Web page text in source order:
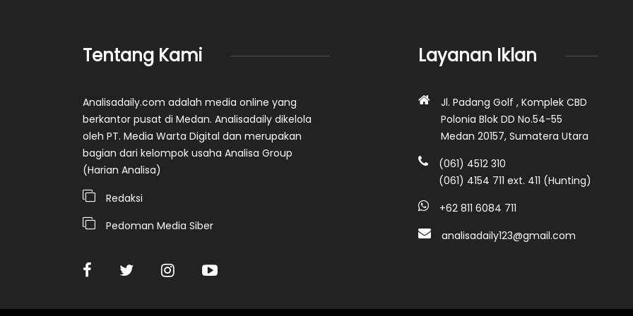
Tentang Kami
Analisadaily.com adalah media online yang
berkantor pusat di Medan. Analisadaily dikelola
oleh PT. Media Warta Digital dan merupakan
bagian dari kelompok usaha Analisa Group
(Harian Analisa)
Redaksi
Pedoman Media Siber
Layanan Iklan
Jl. Padang Golf , Komplek CBD
Polonia Blok DD No.54-55
Medan 20157, Sumatera Utara
(061) 4512 310
(061) 4154 711 ext. 411 (Hunting)
+62 811 6084 711
analisadaily123@gmail.com